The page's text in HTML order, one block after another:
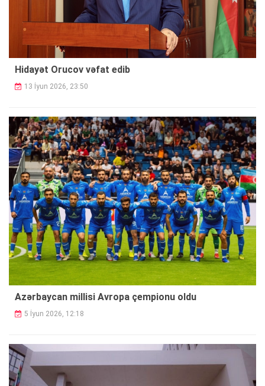
Hidayət Orucov vəfat edib
13 İyun 2026, 23:50
Azərbaycan millisi Avropa çempionu oldu
5 İyun 2026, 12:18